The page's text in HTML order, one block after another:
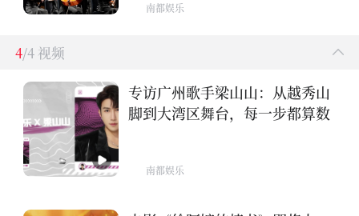
南都娱乐
4/4 视频
专访广州歌手梁山山：从越秀山
脚到大湾区舞台，每一步都算数
南都娱乐